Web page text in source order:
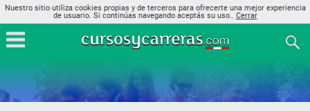
Nuestro sitio utiliza cookies propias y de terceros para ofrecerte una mejor experiencia
de usuario. Si continúas navegando aceptás su uso.. Cerrar